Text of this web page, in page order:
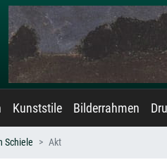
Kunststile Bilderrahmen
Schiele Akt